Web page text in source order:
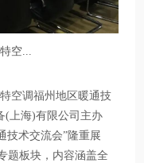
空...
空调福州地区暖通技
(上海)有限公司主办
技术交流会”隆重展
题板块，内容涵盖全